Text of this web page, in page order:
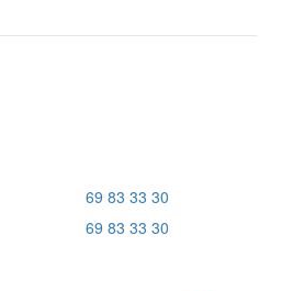
69 83 33 30
69 83 33 30